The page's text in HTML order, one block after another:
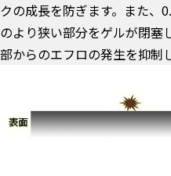
クの成長を防ぎます。また
のより狭い部分をゲルが閉塞
部からのエフロの発生を抑制